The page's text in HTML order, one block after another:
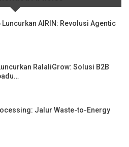
Luncurkan AIRIN: Revolusi Agentic
RalaliGrow: Solusi B2B
Jalur Waste-to-Energy